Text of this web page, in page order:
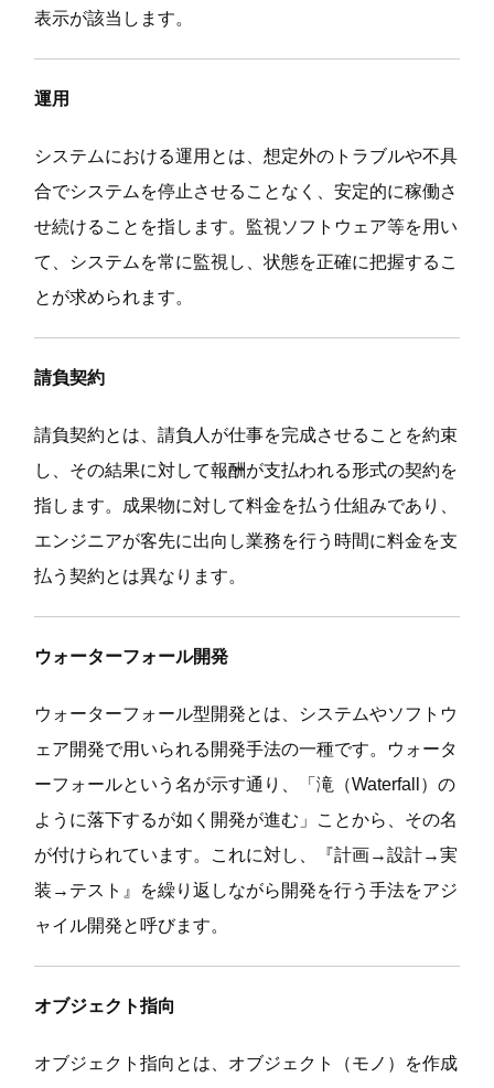
表示が該当します。
運用
システムにおける運用とは、想定外のトラブルや不具
合でシステムを停止させることなく、安定的に稼働さ
せ続けることを指します。監視ソフトウェア等を用い
て、システムを常に監視し、状態を正確に把握するこ
とが求められます。
請負契約
請負契約とは、請負人が仕事を完成させることを約束
し、その結果に対して報酬が支払われる形式の契約を
指します。成果物に対して料金を払う仕組みであり、
エンジニアが客先に出向し業務を行う時間に料金を支
払う契約とは異なります。
ウォーターフォール開発
ウォーターフォール型開発とは、システムやソフトウ
ェア開発で用いられる開発手法の一種です。ウォータ
ーフォールという名が示す通り、「滝（Waterfall）の
ように落下するが如く開発が進む」ことから、その名
が付けられています。これに対し、『計画→設計→実
装→テスト』を繰り返しながら開発を行う手法をアジ
ャイル開発と呼びます。
オブジェクト指向
オブジェクト指向とは、オブジェクト（モノ）を作成